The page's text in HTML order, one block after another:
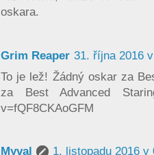
oskara.
Grim Reaper 31. října 2016
To je lež! Žádný oskar za
za Best Advanced
v=fQF8CKAoGFM
Myval
1. listopadu 2016 v